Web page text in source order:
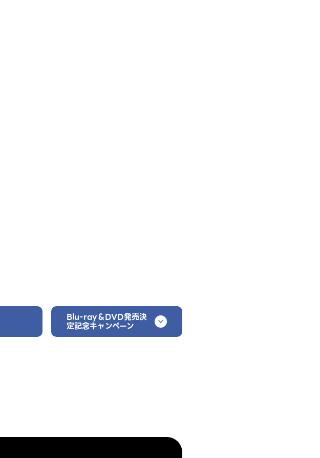
Blu-ray＆DVD発売決
定記念キャンペーン